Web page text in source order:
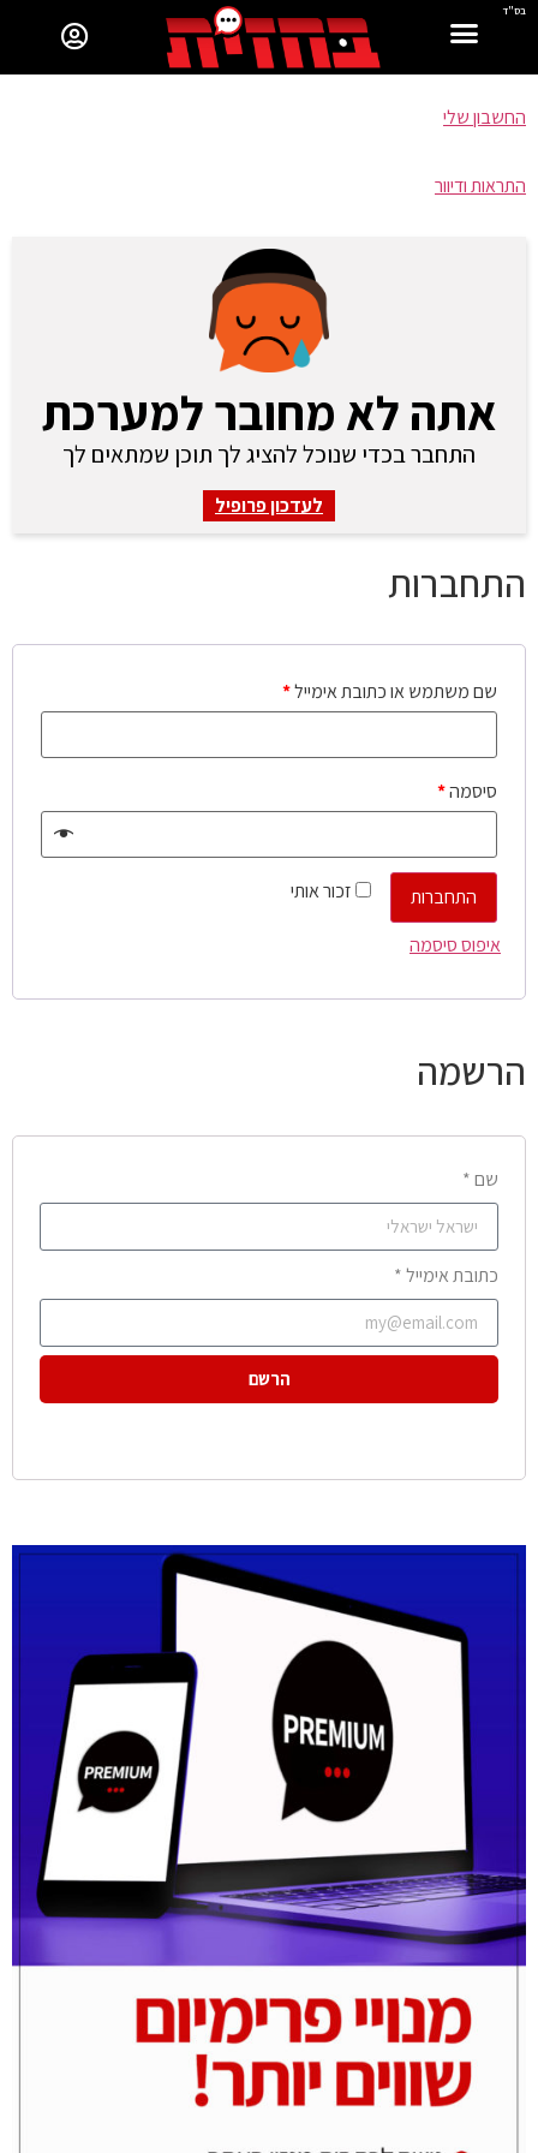
בס"ד
החשבון שלי
התראות ודיוור
אתה לא מחובר למערכת
התחבר בכדי שנוכל להציג לך תוכן שמתאים לך
לעדכון פרופיל
התחברות
שם משתמש או כתובת אימייל*
סיסמה*
זכור אותי
התחברות
איפוס סיסמה
הרשמה
שם *
כתובת אימייל *
הרשם